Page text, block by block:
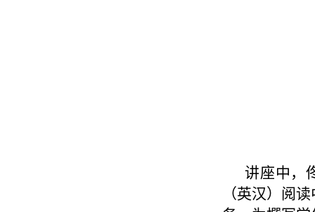
讲座中，
（英汉）阅